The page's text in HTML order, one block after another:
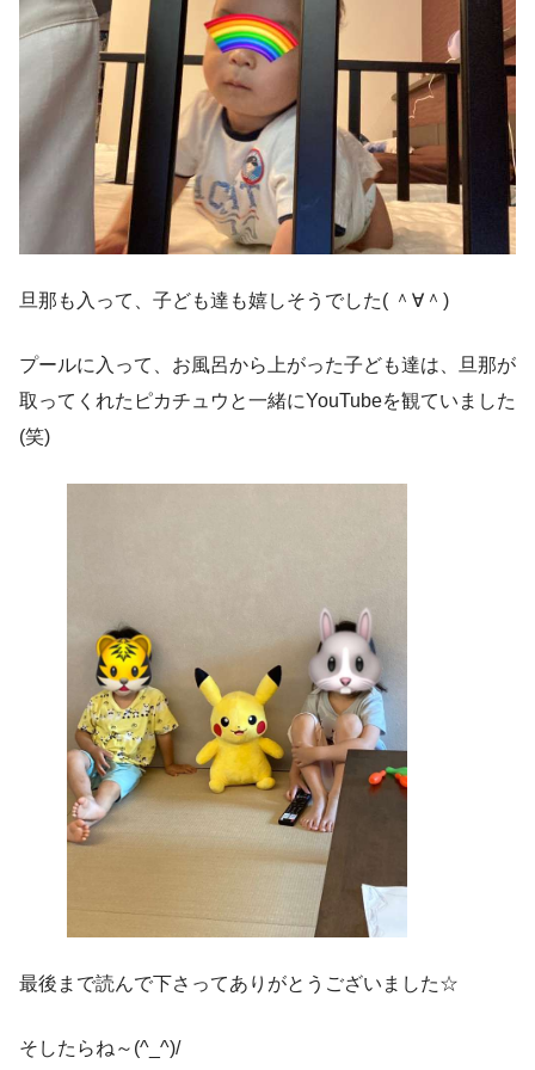
旦那も入って、子ども達も嬉しそうでした( ＾∀＾)
プールに入って、お風呂から上がった子ども達は、旦那が
取ってくれたピカチュウと一緒にYouTubeを観ていました
(笑)
最後まで読んで下さってありがとうございました☆
そしたらね～(^_^)/